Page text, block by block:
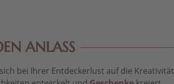
ANLASS
bei Ihrer Entdeckerlust auf die Kreativität